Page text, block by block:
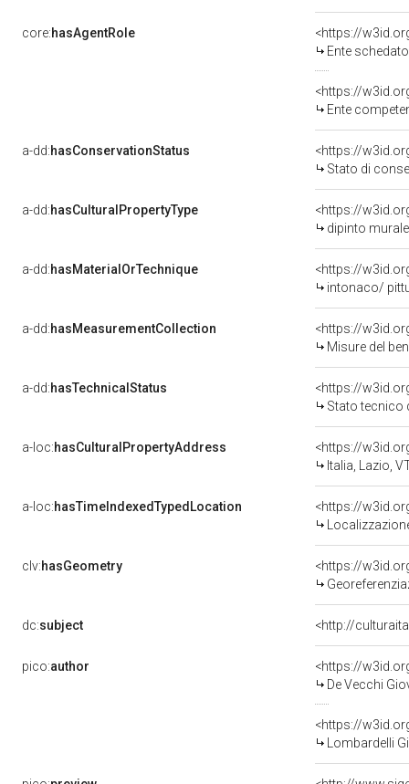
core:hasAgentRole
<https://
Ente schedatore del
<https://
Ente competente per
a-dd:hasConservationStatus
<https://
Stato di
a-dd:hasCulturalPropertyType
<https://
dipinto murale
a-dd:hasMaterialOrTechnique
<https://
intonaco/
a-dd:hasMeasurementCollection
<https://
Misure del
a-dd:hasTechnicalStatus
<https://
Stato tecnico
a-loc:hasCulturalPropertyAddress
<https://
Italia, Lazio,
a-loc:hasTimeIndexedTypedLocation
<https://
clv:hasGeometry
<https://
dc:subject <http://
pico:author
<https://
De Vecchi
<https://
Lombardelli